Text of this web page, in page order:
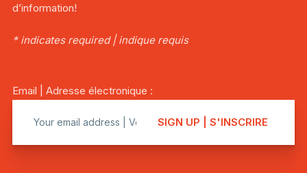
d’information!
* indicates required | indique requis
Email | Adresse électronique :